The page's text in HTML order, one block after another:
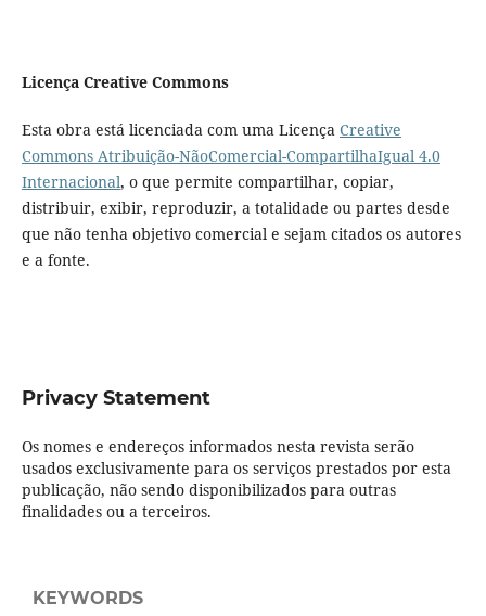
Licença Creative Commons
Esta obra está licenciada com uma Licença Creative
Commons Atribuição-NãoComercial-CompartilhaIgual 4.0
Internacional, o que permite compartilhar, copiar,
distribuir, exibir, reproduzir, a totalidade ou partes desde
que não tenha objetivo comercial e sejam citados os autores
e a fonte.
Privacy Statement
Os nomes e endereços informados nesta revista serão
usados exclusivamente para os serviços prestados por esta
publicação, não sendo disponibilizados para outras
finalidades ou a terceiros.
KEYWORDS